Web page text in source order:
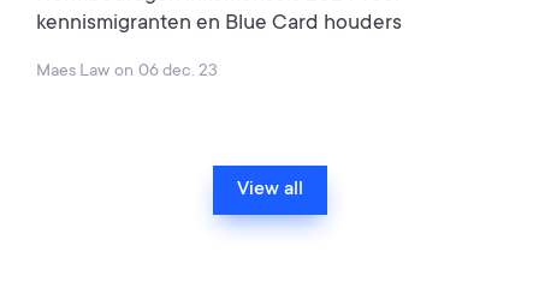
kennismigranten en Blue Card houders
Maes Law on 06 dec. 23
View all